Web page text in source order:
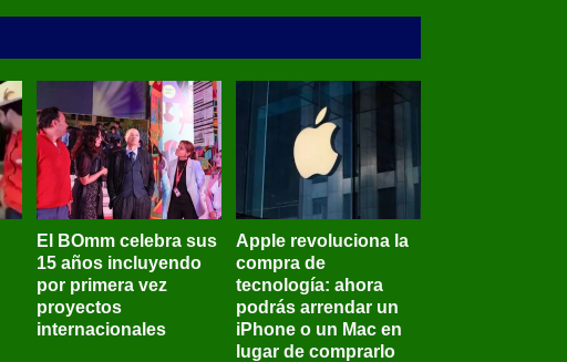
El BOmm celebra sus
15 años incluyendo
por primera vez
proyectos
internacionales
Apple revoluciona la
compra de
tecnología: ahora
podrás arrendar un
iPhone o un Mac en
lugar de comprarlo